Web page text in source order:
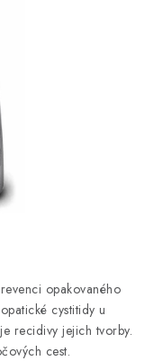
opakovaného
cystitidy u
recidivy jejich tvorby.
cest.